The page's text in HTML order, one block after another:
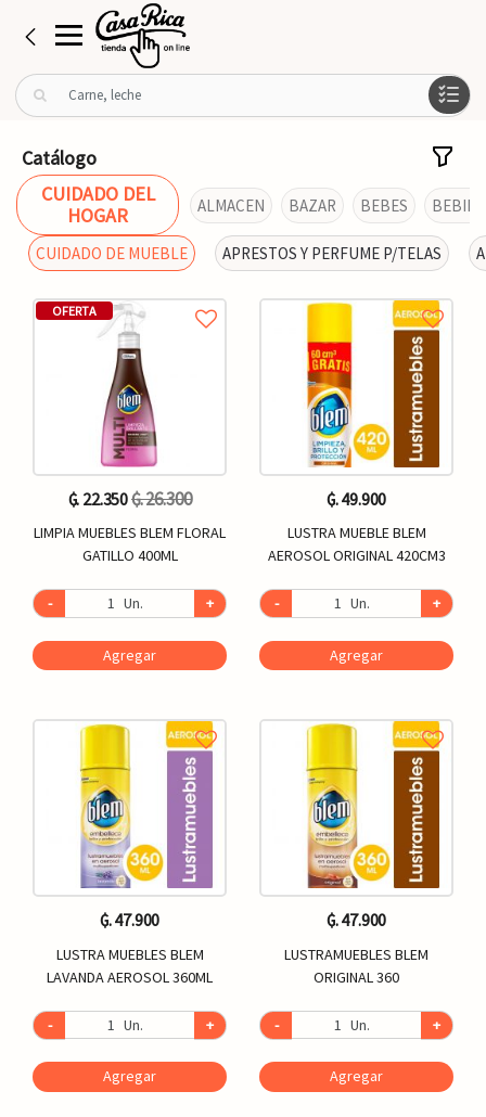
B
u
r
p
Catálogo
CUIDADO DEL
HOGAR
ALMACEN BAZAR BEBES
CUIDADO DE MUEBLE APRESTOS Y PERFUME P/TELAS
OFERTA
₲. 22.350₲. 26.300
LIMPIA MUEBLES BLEM FLORAL
GATILLO 400ML
- Un. +
Agregar
₲. 49.900
LUSTRA MUEBLE BLEM
AEROSOL ORIGINAL 420CM3
- Un. +
Agregar
₲. 47.900
LUSTRA MUEBLES BLEM
LAVANDA AEROSOL 360ML
- Un. +
Agregar
₲. 47.900
LUSTRAMUEBLES BLEM
ORIGINAL 360
- Un. +
Agregar